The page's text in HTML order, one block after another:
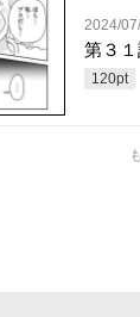
2024/
第３
120pt